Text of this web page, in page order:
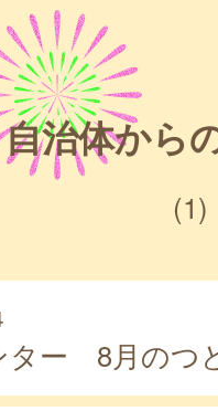
自治体から
(1)
ター 8月のつ